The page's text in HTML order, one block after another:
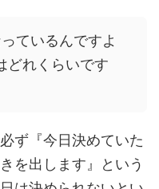
ているんですよ
どれくらいです
ず『今日決めていた
を出します』という